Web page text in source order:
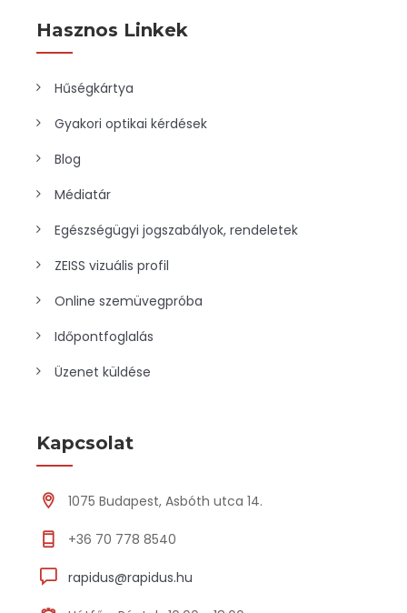
Hasznos Linkek
Hűségkártya
Gyakori optikai kérdések
Blog
Médiatár
Egészségügyi jogszabályok, rendeletek
ZEISS vizuális profil
Online szemüvegpróba
Időpontfoglalás
Üzenet küldése
Kapcsolat
1075 Budapest, Asbóth utca 14.
+36 70 778 8540
rapidus@rapidus.hu